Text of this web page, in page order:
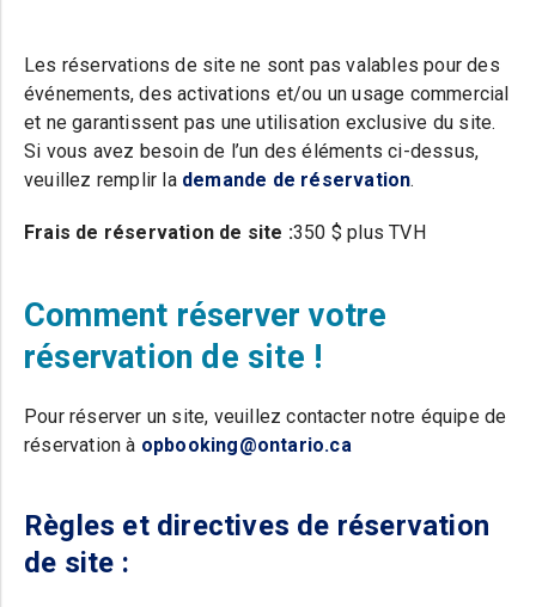
Les réservations de site ne sont pas valables pour des
événements, des activations et/ou un usage commercial
et ne garantissent pas une utilisation exclusive du site.
Si vous avez besoin de l’un des éléments ci-dessus,
veuillez remplir la demande de réservation.
Frais de réservation de site :350 $ plus TVH
Comment réserver votre
réservation de site !
Pour réserver un site, veuillez contacter notre équipe de
réservation à opbooking@ontario.ca
Règles et directives de réservation
de site :